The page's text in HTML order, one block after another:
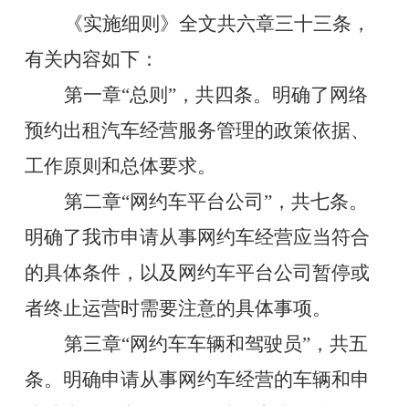
《实施细则》 全文共六章三十三条，
有关内容如下：
第一章“总则”，共四条。 明确了 网络
预约出租汽车经营服务管理的政策依据、
工作原则和总体要求。
第二章“网约车平台公司 ”，共七条。
明确了我市申请从事网约车经营应当符合
的具体条件，以及 网约车平台公司暂停或
者终止运营时需要注意的具体事项。
第三章“网约车车辆和驾驶员”，共五
条。 明确申请从事网约车经营的车辆和申